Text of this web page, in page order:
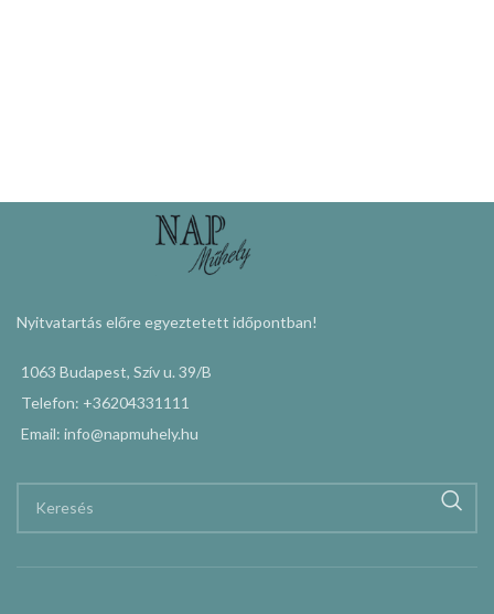
Nyitvatartás előre egyeztetett időpontban!
1063 Budapest, Szív u. 39/B
Telefon: +36204331111
Email: info@napmuhely.hu